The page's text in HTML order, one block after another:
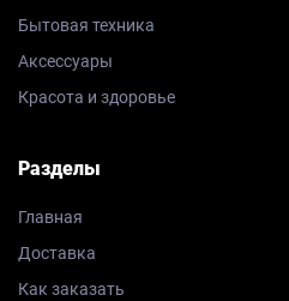
Бытовая техника
Аксессуары
Красота и здоровье
Разделы
Главная
Доставка
Как заказать